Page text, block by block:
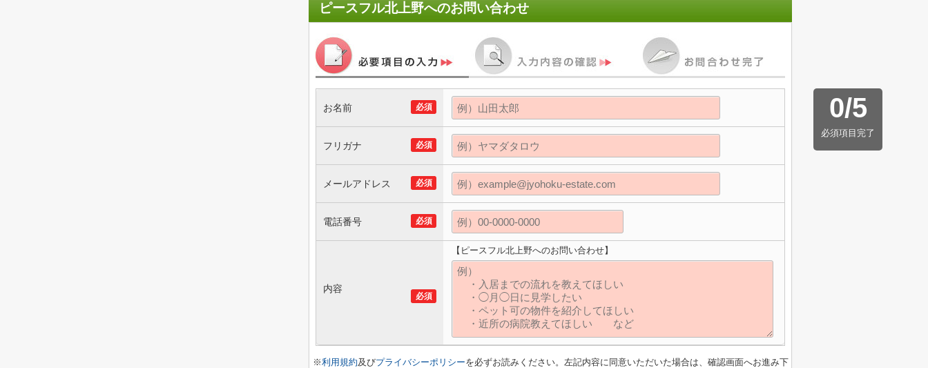
ピースフル北上野へのお問い合わせ
0/5
必須項目完了
必須
お名前
必須
フリガナ
必須
メールアドレス
必須
電話番号
必須
内容
【ピースフル北上野へのお問い合わせ】
※利用規約及びプライバシーポリシーを必ずお読みください。左記内容に同意いただいた場合は、確認画面へお進み下